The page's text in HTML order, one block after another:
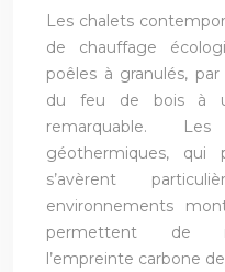
Les chalets
de chauffage
poêles à granulés,
du feu de bois à
remarquable.
géothermiques,
s’avèrent
environnements
permettent de
l’empreinte carbone